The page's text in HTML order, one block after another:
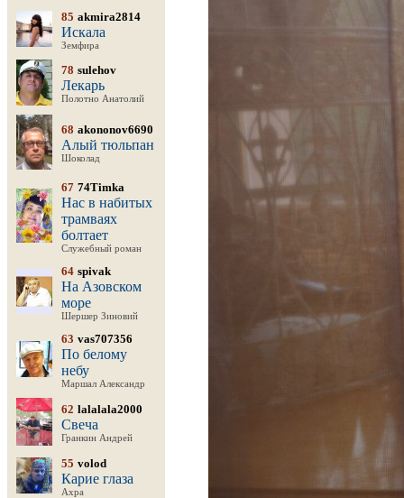
85 akmira2814
Искала
Земфира
78 sulehov
Лекарь
Полотно Анатолий
68 akononov6690
Алый тюльпан
Шоколад
67 74Timka
Нас в набитых
трамваях
болтает
Служебный роман
64 spivak
На Азовском
море
Шершер Зиновий
63 vas707356
По белому
небу
Маршал Александр
62 lalalala2000
Свеча
Гранкин Андрей
55 volod
Карие глаза
Ахра